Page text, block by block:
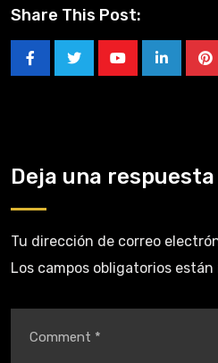
Share This Post:
Deja una respuesta
Tu dirección de correo
Los campos obligatorios